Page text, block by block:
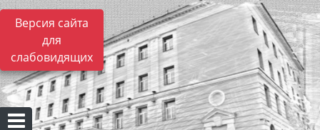
Версия сайта
для
слабовидящих